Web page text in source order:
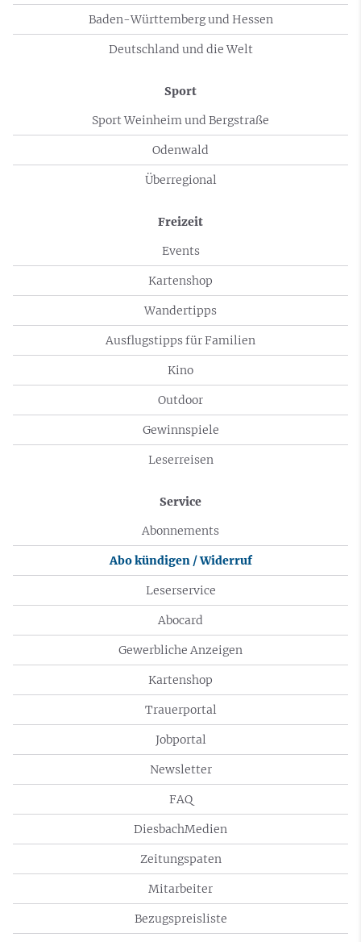
Baden-Württemberg und Hessen
Deutschland und die Welt
Sport
Sport Weinheim und Bergstraße
Odenwald
Überregional
Freizeit
Events
Kartenshop
Wandertipps
Ausflugstipps für Familien
Kino
Outdoor
Gewinnspiele
Leserreisen
Service
Abonnements
Abo kündigen / Widerruf
Leserservice
Abocard
Gewerbliche Anzeigen
Kartenshop
Trauerportal
Jobportal
Newsletter
FAQ
DiesbachMedien
Zeitungspaten
Mitarbeiter
Bezugspreisliste